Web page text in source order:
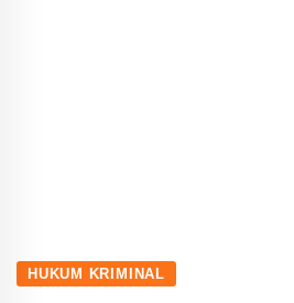
HUKUM KRIMINAL